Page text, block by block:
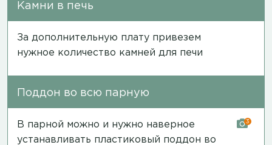
Камни в печь
За дополнительную плату привезем
нужное количество камней для печи
Поддон во всю парную
В парной можно и нужно наверное
устанавливать пластиковый поддон во
3